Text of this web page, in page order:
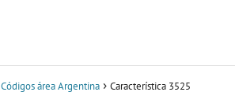
Códigos área Argentina Característica 3525